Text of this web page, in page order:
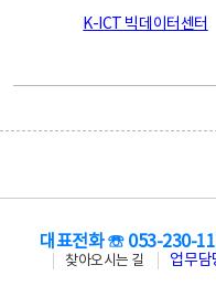
K-ICT 빅데이터센터
대표전화 ☏ 053-230-
찾아오시는 길
업무담